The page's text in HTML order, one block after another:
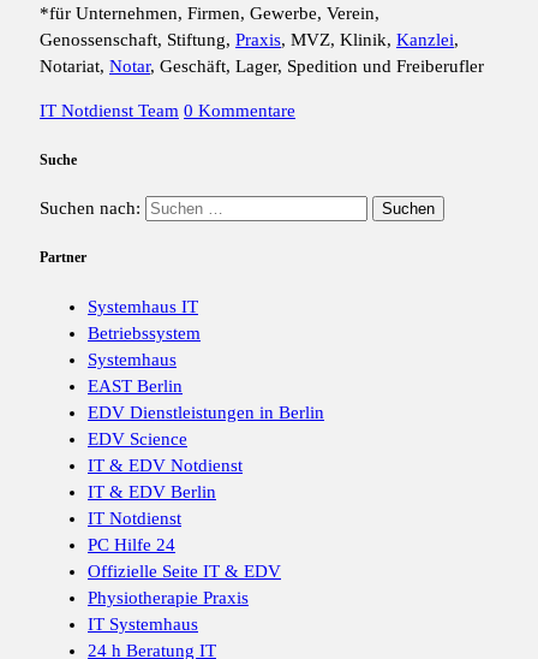
*für Unternehmen, Firmen, Gewerbe, Verein,
Genossenschaft, Stiftung, Praxis, MVZ, Klinik, Kanzlei,
Notariat, Notar, Geschäft, Lager, Spedition und Freiberufler
IT Notdienst Team 0 Kommentare
Suche
Suchen nach:
Partner
Systemhaus IT
Betriebssystem
Systemhaus
EAST Berlin
EDV Dienstleistungen in Berlin
EDV Science
IT & EDV Notdienst
IT & EDV Berlin
IT Notdienst
PC Hilfe 24
Offizielle Seite IT & EDV
Physiotherapie Praxis
IT Systemhaus
24 h Beratung IT